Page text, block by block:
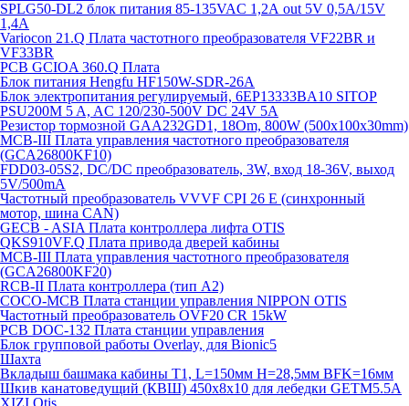
SPLG50-DL2 блок питания 85-135VAC 1,2А out 5V 0,5А/15V
1,4А
Variocon 21.Q Плата частотного преобразователя VF22BR и
VF33BR
PCB GCIOA 360.Q Плата
Блок питания Hengfu HF150W-SDR-26A
Блок электропитания регулируемый, 6EP13333BA10 SITOP
PSU200M 5 A, AC 120/230-500V DC 24V 5A
Резистор тормозной GAA232GD1, 18Om, 800W (500x100x30mm)
MCB-III Плата управления частотного преобразователя
(GCA26800KF10)
FDD03-05S2, DC/DC преобразователь, 3W, вход 18-36V, выход
5V/500mA
Частотный преобразователь VVVF CPI 26 E (синхронный
мотор, шина CAN)
GECB - ASIA Плата контроллера лифта OTIS
QKS910VF.Q Плата привода дверей кабины
MCB-III Плата управления частотного преобразователя
(GCA26800KF20)
RCB-II Плата контроллера (тип A2)
COCO-MCB Плата станции управления NIPPON OTIS
Частотный преобразователь OVF20 CR 15kW
PCB DOC-132 Плата станции управления
Блок групповой работы Overlay, для Bionic5
Шахта
Вкладыш башмака кабины T1, L=150мм H=28,5мм BFK=16мм
Шкив канатоведущий (КВШ) 450х8х10 для лебедки GETM5.5A
XIZI Otis